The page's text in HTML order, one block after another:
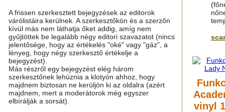
A frissen szerkesztett bejegyzések az editorok
várólistáira kerülnek. A szerkesztőkön és a szerzőn
kívül más nem láthatja őket addig, amíg nem
gyűjtöttek be legalább négy editori szavazatot (nincs
jelentősége, hogy az értékelés "oké" vagy "gáz", a
lényeg, hogy négy szerkesztő értékelje a
bejegyzést).
Más részről egy bejegyzést elég három
szerkesztőnek lehúznia a klotyón ahhoz, hogy
majdnem biztosan ne kerüljön ki az oldalra (azért
majdnem, mert a moderátorok még egyszer
elbírálják a sorsát).
vinyl